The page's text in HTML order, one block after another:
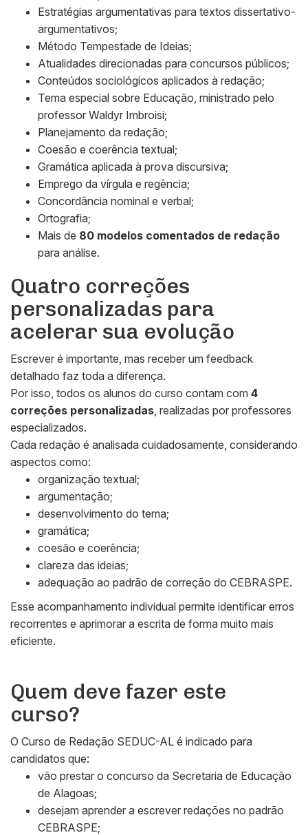
Estratégias argumentativas para textos dissertativo-
argumentativos;
Método Tempestade de Ideias;
Atualidades direcionadas para concursos públicos;
Conteúdos sociológicos aplicados à redação;
Tema especial sobre Educação, ministrado pelo
professor Waldyr Imbroisi;
Planejamento da redação;
Coesão e coerência textual;
Gramática aplicada à prova discursiva;
Emprego da vírgula e regência;
Concordância nominal e verbal;
Ortografia;
Mais de 80 modelos comentados de redação
para análise.
Quatro correções
personalizadas para
acelerar sua evolução
Escrever é importante, mas receber um feedback
detalhado faz toda a diferença.
Por isso, todos os alunos do curso contam com 4
correções personalizadas, realizadas por professores
especializados.
Cada redação é analisada cuidadosamente, considerando
aspectos como:
organização textual;
argumentação;
desenvolvimento do tema;
gramática;
coesão e coerência;
clareza das ideias;
adequação ao padrão de correção do CEBRASPE.
Esse acompanhamento individual permite identificar erros
recorrentes e aprimorar a escrita de forma muito mais
eficiente.
Quem deve fazer este
curso?
O Curso de Redação SEDUC-AL é indicado para
candidatos que:
vão prestar o concurso da Secretaria de Educação
de Alagoas;
desejam aprender a escrever redações no padrão
CEBRASPE;